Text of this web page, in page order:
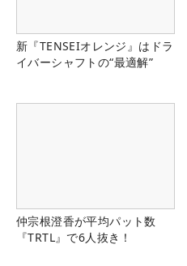
新『TENSEIオレンジ』はドラ
イバーシャフトの“最適解”
仲宗根澄香が平均パット数
『TRTL』で6人抜き！